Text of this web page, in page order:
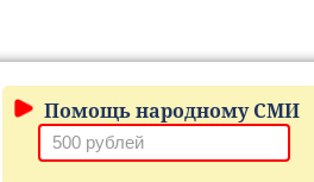
Помощь народному СМИ